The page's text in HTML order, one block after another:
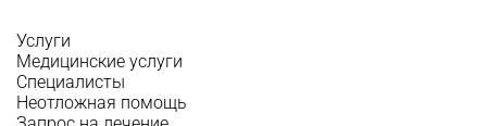
Услуги
Медицинские услуги
Специалисты
Неотложная помощь